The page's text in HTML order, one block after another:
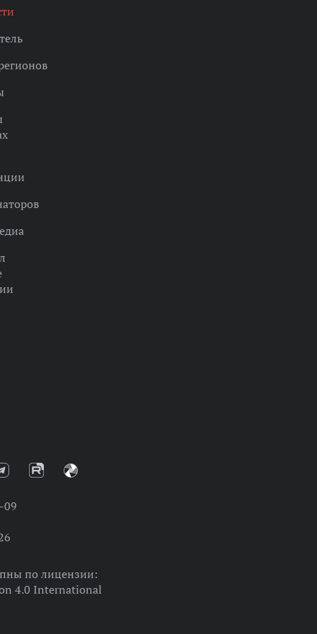
09
по лицензии:
4.0 International